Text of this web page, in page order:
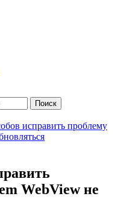
исправить проблему
WebView не